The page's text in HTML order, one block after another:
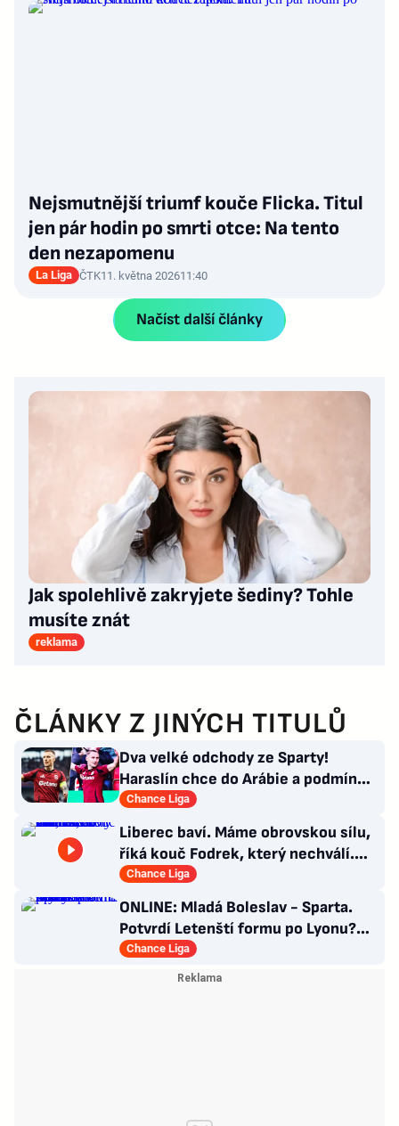
Nejsmutnější triumf kouče Flicka. Titul
jen pár hodin po smrti otce: Na tento
den nezapomenu
La Liga ČTK11. května 202611:40
Načíst další články
Jak spolehlivě zakryjete šediny? Tohle
musíte znát
reklama
ČLÁNKY Z JINÝCH TITULŮ
Dva velké odchody ze Sparty!
Haraslín chce do Arábie a podmínky
Kuchtova transferu
Chance Liga
Liberec baví. Máme obrovskou sílu,
říká kouč Fodrek, který nechválí.
Bořil? Nic vážného
Chance Liga
ONLINE: Mladá Boleslav - Sparta.
Potvrdí Letenští formu po Lyonu?
Macek proti svým
Chance Liga